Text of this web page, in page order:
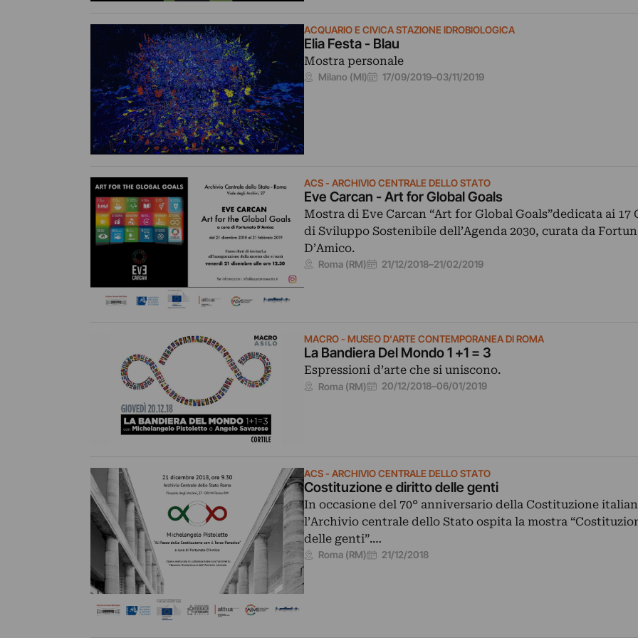
ACQUARIO E CIVICA STAZIONE IDROBIOLOGICA
Elia Festa - Blau
Mostra personale
Milano (MI) 17/09/2019–03/11/2019
ACS - ARCHIVIO CENTRALE DELLO STATO
Eve Carcan - Art for Global Goals
Mostra di Eve Carcan “Art for Global Goals”dedicata ai
di Sviluppo Sostenibile dell’Agenda 2030, curata da
D’Amico.
Roma (RM) 21/12/2018–21/02/2019
MACRO - MUSEO D'ARTE CONTEMPORANEA DI ROMA
La Bandiera Del Mondo 1 +1 = 3
Espressioni d’arte che si uniscono.
Roma (RM) 20/12/2018–06/01/2019
ACS - ARCHIVIO CENTRALE DELLO STATO
Costituzione e diritto delle genti
In occasione del 70° anniversario della Costituzione
l’Archivio centrale dello Stato ospita la mostra
delle genti”.…
Roma (RM) 21/12/2018